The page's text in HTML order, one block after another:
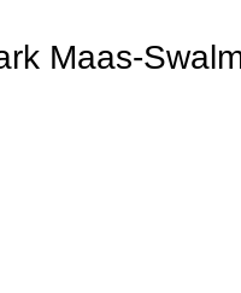
Maas-